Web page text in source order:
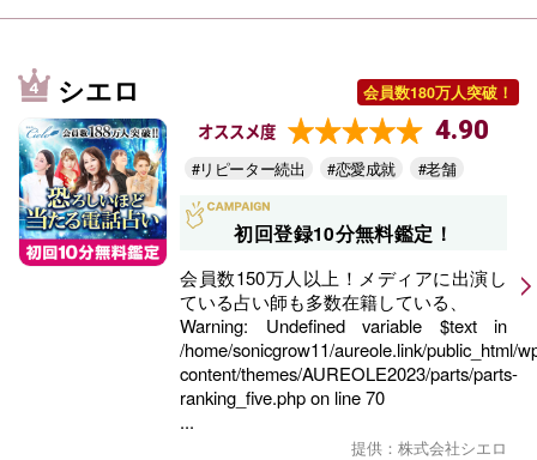
シエロ 会員数180万人突破！
オススメ度 4.90
#リピーター続出 #恋愛成就 #老舗
初回登録10分無料鑑定！
会員数150万人以上！メディアに出演し
ている占い師も多数在籍している、
Warning: Undefined variable $text in
/home/sonicgrow11/aureole.link/public_html/
content/themes/AUREOLE2023/parts/parts-
ranking_five.phpon line70
...
提供：株式会社シエロ